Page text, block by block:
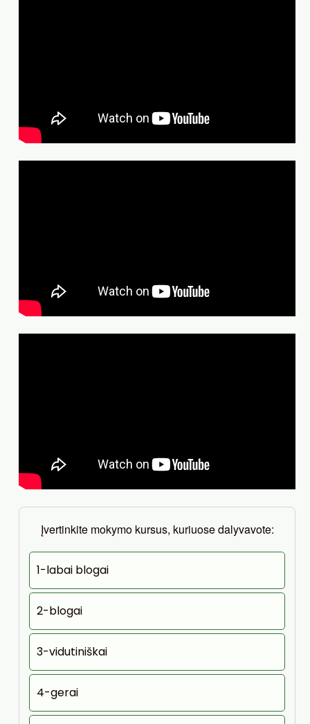
Įvertinkite mokymo kursus, kuriuose dalyvavote:
1-labai blogai
2-blogai
3-vidutiniškai
4-gerai